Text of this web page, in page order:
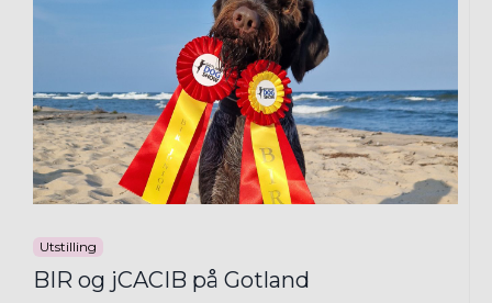
Utstilling
BIR og jCACIB på Gotland